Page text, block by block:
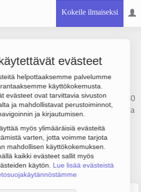
Kokeile ilmaiseksi
evästeet
helpottaaksemme palvelumme
käyttökokemusta.
evästeet ovat tarvittavia sivuston
ja mahdollistavat perustoiminnot,
ja kirjautumisen.
myös ylimääräisiä evästeitä
varten, jotta voimme tarjota
mahdollisen käyttökokemuksen.
kaikki evästeet sallit myös
käytön. Lue lisää evästeistä
Oy Jet-Lines Ltd
Ltd liikevaihto on 289 000 €, tulos 530
4. Sen päätoimiala on Asuntojen ja
perustamisvuosi 1978 ja sijainti
Osakeyhtiö (OY).
Päättäjätiedot